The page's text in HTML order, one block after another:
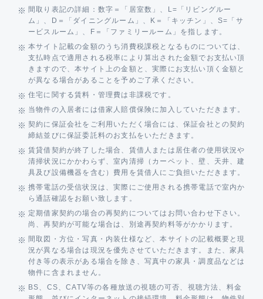
間取り表記の詳細：数字＝「居室数」、L=「リビングルー
ム」、D＝「ダイニングルーム」、K＝「キッチン」、S=「サ
ービスルーム」、F＝「ファミリールーム」を指します。
本サイト記載の金額のうち消費税課税となるものについては、
支払時点で適用される税率により算出された金額でお支払い頂
きますので、本サイト上の金額と、実際にお支払い頂く金額と
が異なる場合があることを予めご了承ください。
住宅に関する賃料・管理費は非課税です。
当物件の入居者には借家人賠償保険に加入していただきます。
契約に保証会社をご利用いただく場合には、保証会社との契約
締結並びに保証委託料のお支払をいただきます。
賃貸借契約が終了した場合、賃借人または居住者の使用状況や
清掃状況にかかわらず、室内清掃（カーペット、壁、天井、建
具及び設備機器を含む）費用を賃借人にご負担いただきます。
携帯電話の受信状況は、実際にご使用される携帯電話で室内か
ら通話確認をお願い致します。
定期借家契約の場合の再契約についてはお問い合わせ下さい。
尚、再契約が可能な場合は、別途再契約料等がかかります。
間取図・方位・写真・内装仕様など、本サイトの記載概要と現
況が異なる場合は現況を優先させていただきます。また、家具
付き等の表示がある場合を除き、写真中の家具・調度品などは
物件に含まれません。
BS、CS、CATV等の各種放送の視聴の可否、視聴方法、料金